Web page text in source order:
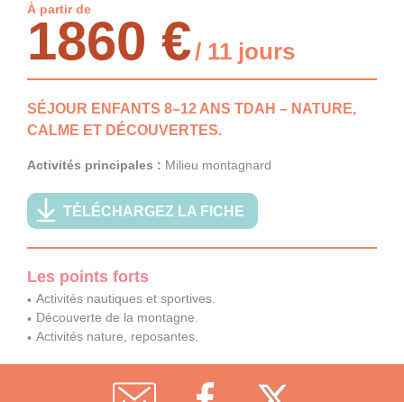
À partir de
1860 €/ 11 jours
SÉJOUR ENFANTS 8–12 ANS TDAH – NATURE,
CALME ET DÉCOUVERTES.
Activités principales : Milieu montagnard
TÉLÉCHARGEZ LA FICHE
Les points forts
Activités nautiques et sportives.
Découverte de la montagne.
Activités nature, reposantes.